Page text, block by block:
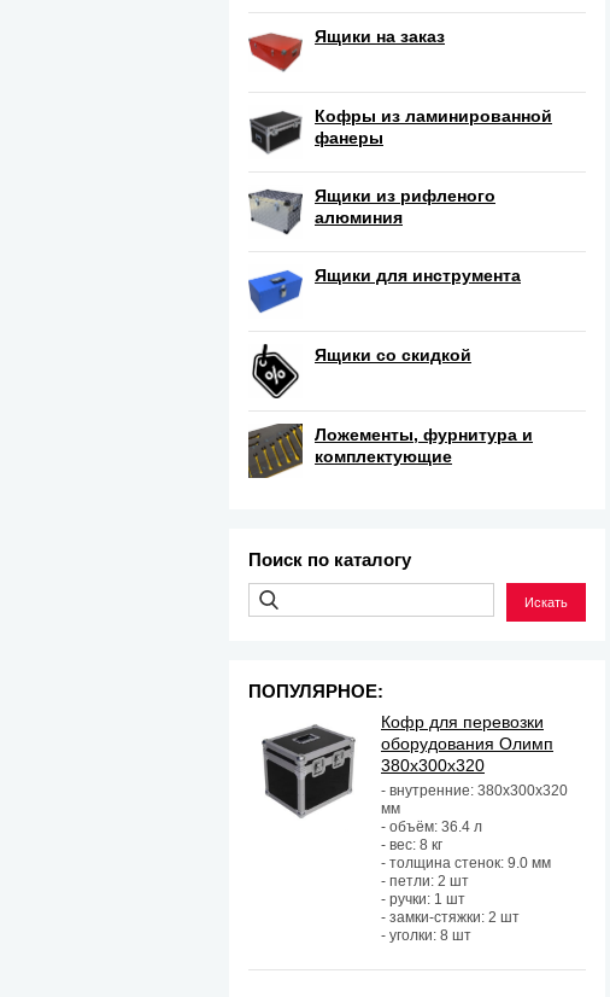
Ящики на заказ
Кофры из ламинированной
фанеры
Ящики из рифленого
алюминия
Ящики для инструмента
Ящики со скидкой
Ложементы, фурнитура и
комплектующие
Поиск по каталогу
ПОПУЛЯРНОЕ:
Кофр для перевозки
оборудования Олимп
380х300х320
- внутренние: 380х300х320
мм
- объём: 36.4 л
- вес: 8 кг
- толщина стенок: 9.0 мм
- петли: 2 шт
- ручки: 1 шт
- замки-стяжки: 2 шт
- уголки: 8 шт